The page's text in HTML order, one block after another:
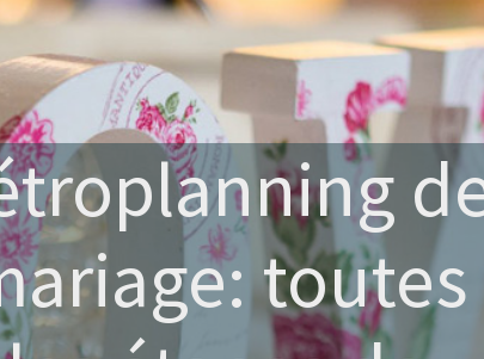
toutes